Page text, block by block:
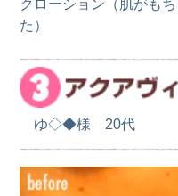
クローション（肌がも
た）
ゆ◇◆様 20代